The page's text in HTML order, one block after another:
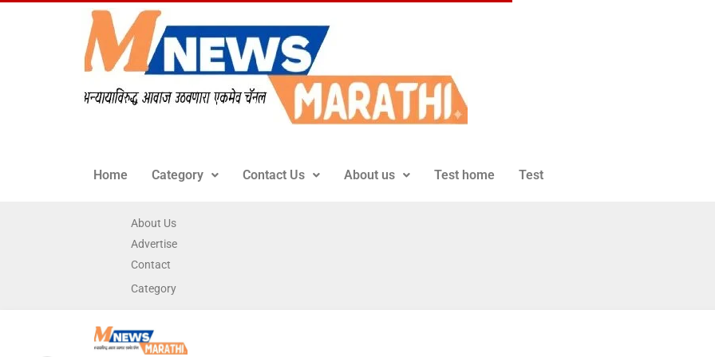
Home Category Contact Us About us Test home Test
About Us
Advertise
Contact
Category